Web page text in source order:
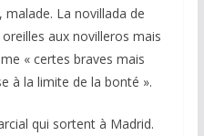
La novillada de
aux novilleros mais
« certes braves mais
à la limite de la bonté ».
qui sortent à Madrid.